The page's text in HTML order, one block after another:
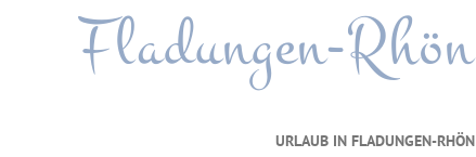
Fladungen-Rhön
URLAUB IN FLADUNGEN-RHÖN